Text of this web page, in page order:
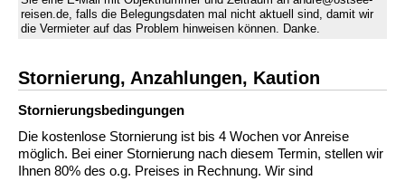
reisen.de, falls die Belegungsdaten mal nicht aktuell sind, damit wir
die Vermieter auf das Problem hinweisen können. Danke.
Stornierung, Anzahlungen, Kaution
Stornierungs­bedingungen
Die kostenlose Stornierung ist bis 4 Wochen vor Anreise
möglich. Bei einer Stornierung nach diesem Termin, stellen wir
Ihnen 80% des o.g. Preises in Rechnung. Wir sind